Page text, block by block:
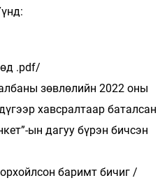
.pdf/
зөвлөлийн 2022 оны
хавсралтаар баталсан
ын дагуу бүрэн бичсэн
баримт бичиг /